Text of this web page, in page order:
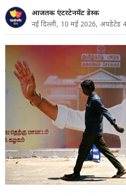
आजतक एंटरटेनमेंट डेस्क
नई दिल्ली, 10 मई 2026, अपडेटेड